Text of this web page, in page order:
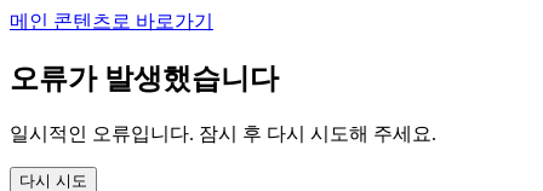
메인 콘텐츠로 바로가기
오류가 발생했습니다
일시적인 오류입니다. 잠시 후 다시 시도해 주세요.
다시 시도